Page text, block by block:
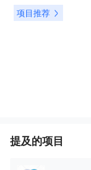
项目推荐
提及的项目